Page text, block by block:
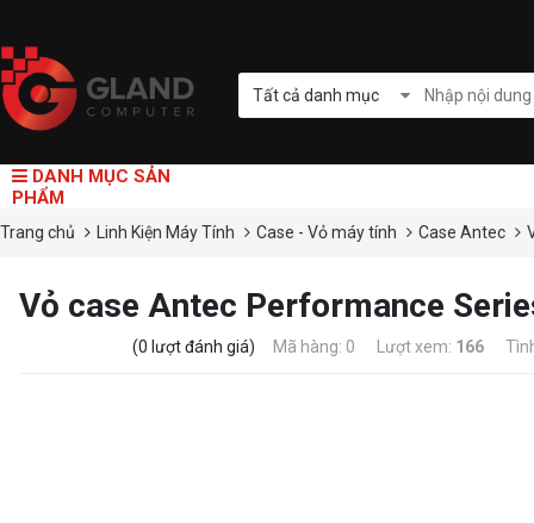
Tất cả danh mục
DANH MỤC SẢN
PHẨM
Trang chủ Linh Kiện Máy Tính Case - Vỏ máy tính Case Antec
Vỏ case Antec Performance
(0 lượt đánh giá) Mã hàng: 0 Lượt xem: 166